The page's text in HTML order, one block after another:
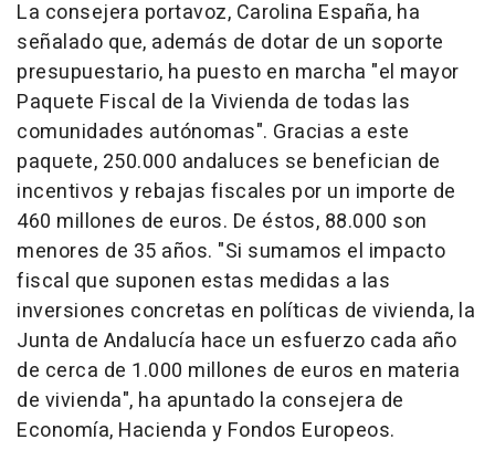
La consejera portavoz, Carolina España, ha
señalado que, además de dotar de un soporte
presupuestario, ha puesto en marcha "el mayor
Paquete Fiscal de la Vivienda de todas las
comunidades autónomas". Gracias a este
paquete, 250.000 andaluces se benefician de
incentivos y rebajas fiscales por un importe de
460 millones de euros. De éstos, 88.000 son
menores de 35 años. "Si sumamos el impacto
fiscal que suponen estas medidas a las
inversiones concretas en políticas de vivienda, la
Junta de Andalucía hace un esfuerzo cada año
de cerca de 1.000 millones de euros en materia
de vivienda", ha apuntado la consejera de
Economía, Hacienda y Fondos Europeos.